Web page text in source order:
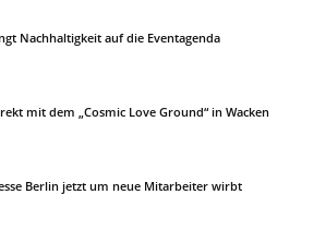
Nachhaltigkeit auf die Eventagenda
mit dem „Cosmic Love Ground“ in Wacken
Berlin jetzt um neue Mitarbeiter wirbt